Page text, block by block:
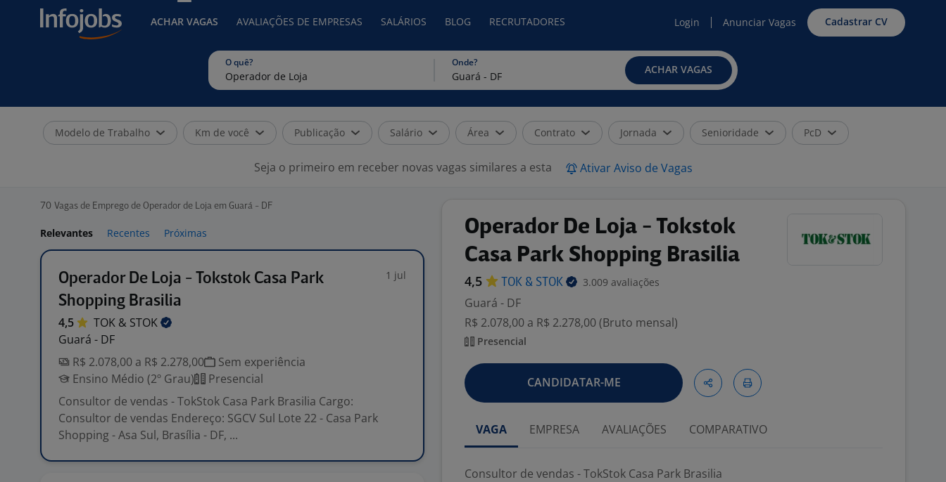
ACHAR VAGAS AVALIAÇÕES DE EMPRESAS SALÁRIOS BLOG RECRUTADORES Login Anunciar Vagas Cadastrar CV
O quê? Onde?
ACHAR VAGAS
Modelo de Trabalho Km de você Publicação Salário Área Contrato Jornada Senioridade PcD
Seja o primeiro em receber novas vagas similares a esta Ativar Aviso de Vagas
70 Vagas de Emprego de Operador de Loja em Guará - DF
Relevantes Recentes Próximas
Operador De Loja - Tokstok Casa Park
Shopping Brasilia
1 jul
4,5 TOK & STOK
Guará - DF
R$ 2.078,00 a R$ 2.278,00
Sem experiência
Ensino Médio (2º Grau)
Presencial
Consultor de vendas - TokStok Casa Park Brasilia Cargo:
Consultor de vendas Endereço: SGCV Sul Lote 22 - Casa Park
Shopping - Asa Sul, Brasília - DF, ...
Operador De Loja - Tokstok
Casa Park Shopping Brasilia
4,5 TOK & STOK 3.009 avaliações
Guará - DF
R$ 2.078,00 a R$ 2.278,00 (Bruto mensal)
Presencial
CANDIDATAR-ME
VAGA EMPRESA AVALIAÇÕES COMPARATIVO
Consultor de vendas - TokStok Casa Park Brasilia